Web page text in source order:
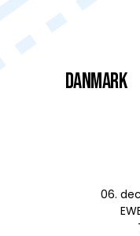
DANMARK
06.